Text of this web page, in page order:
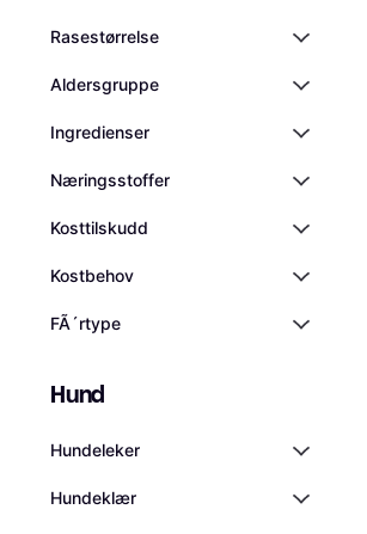
Rasestørrelse
Aldersgruppe
Ingredienser
Næringsstoffer
Kosttilskudd
Kostbehov
FÃ´rtype
Hund
Hundeleker
Hundeklær